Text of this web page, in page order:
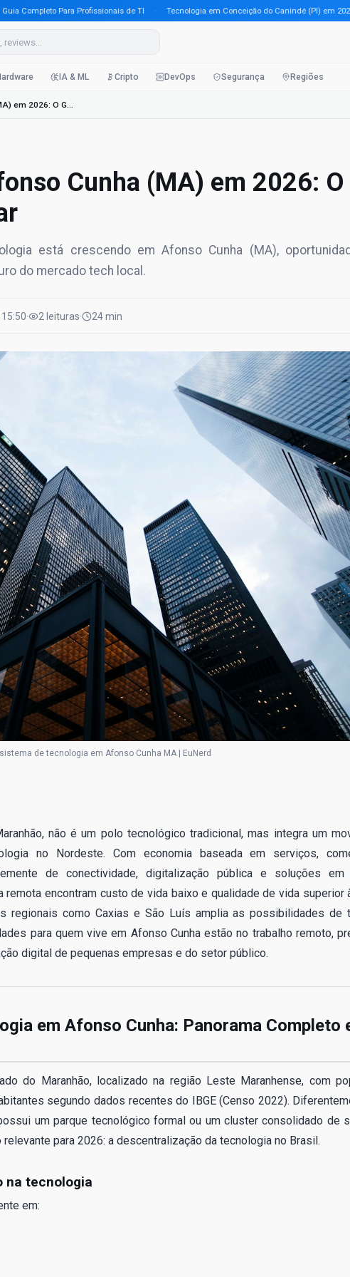
Completo Para Profissionais de TI · Tecnologia em Conceição do Canindé (PI) em 2026:
IA & ML Cripto DevOps Segurança Regiões
Tecnologia em Afonso Cunha (MA) em 2026: O Guia Completo Par
Cunha (MA) em 2026: O
está crescendo em Afonso Cunha (MA),
do mercado tech local.
15:50· 2 leituras· 24 min
de tecnologia em Afonso Cunha MA | EuNerd
não é um polo tecnológico tradicional, mas integra um
no Nordeste. Com economia baseada em serviços,
de conectividade, digitalização pública e soluções em
encontram custo de vida baixo e qualidade de vida superior
regionais como Caxias e São Luís amplia as possibilidades de
para quem vive em Afonso Cunha estão no trabalho remoto,
digital de pequenas empresas e do setor público.
em Afonso Cunha: Panorama Completo
do Maranhão, localizado na região Leste Maranhense, com
segundo dados recentes do IBGE (Censo 2022).
um parque tecnológico formal ou um cluster consolidado de
para 2026: a descentralização da tecnologia no Brasil.
na tecnologia
em: